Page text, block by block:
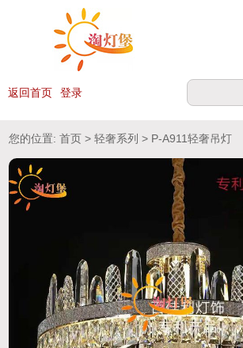
返回首页 登录
您的位置:首页 >轻奢系列 > P-A911轻奢吊灯